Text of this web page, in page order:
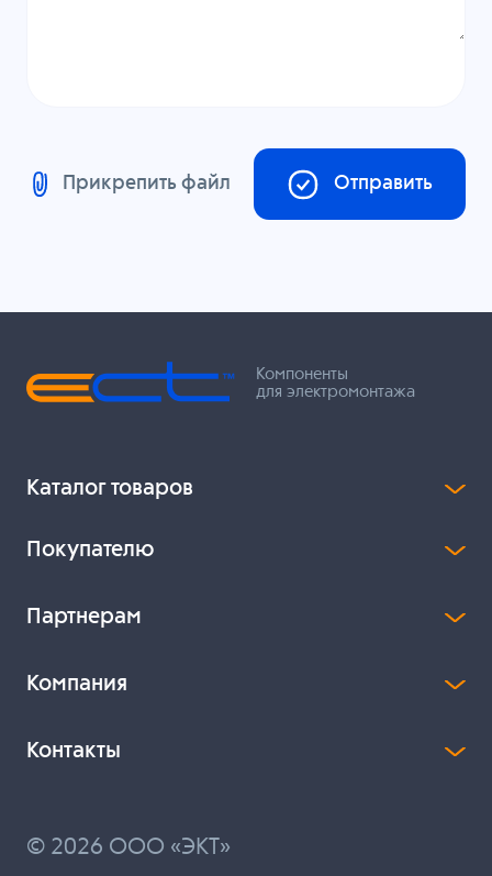
Прикрепить файл Отправить
Компоненты
для электромонтажа
Каталог товаров
Покупателю
Партнерам
Компания
Контакты
© 2026 ООО «ЭКТ»